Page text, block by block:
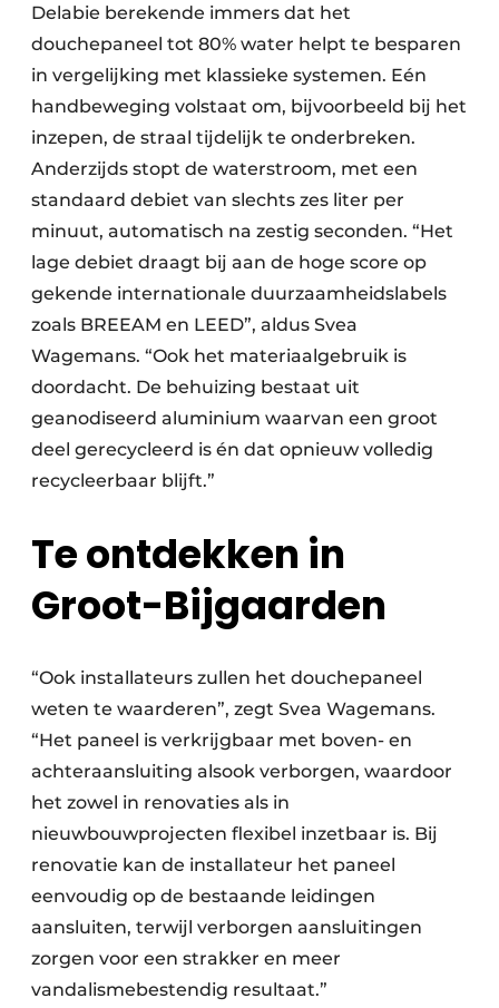
Delabie berekende immers dat het
douchepaneel tot 80% water helpt te besparen
in vergelijking met klassieke systemen. Eén
handbeweging volstaat om, bijvoorbeeld bij het
inzepen, de straal tijdelijk te onderbreken.
Anderzijds stopt de waterstroom, met een
standaard debiet van slechts zes liter per
minuut, automatisch na zestig seconden. “Het
lage debiet draagt bij aan de hoge score op
gekende internationale duurzaamheidslabels
zoals BREEAM en LEED”, aldus Svea
Wagemans. “Ook het materiaalgebruik is
doordacht. De behuizing bestaat uit
geanodiseerd aluminium waarvan een groot
deel gerecycleerd is én dat opnieuw volledig
recycleerbaar blijft.”
Te ontdekken in
Groot-Bijgaarden
“Ook installateurs zullen het douchepaneel
weten te waarderen”, zegt Svea Wagemans.
“Het paneel is verkrijgbaar met boven- en
achteraansluiting alsook verborgen, waardoor
het zowel in renovaties als in
nieuwbouwprojecten flexibel inzetbaar is. Bij
renovatie kan de installateur het paneel
eenvoudig op de bestaande leidingen
aansluiten, terwijl verborgen aansluitingen
zorgen voor een strakker en meer
vandalismebestendig resultaat.”